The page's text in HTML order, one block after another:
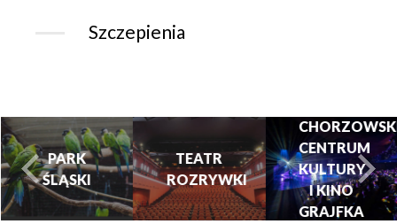
Szczepienia
PARK
ŚLĄSKI
TEATR
ROZRYWKI
CENTRUM
KULTURY
I KINO
GRAJFKA
turysta.Previous